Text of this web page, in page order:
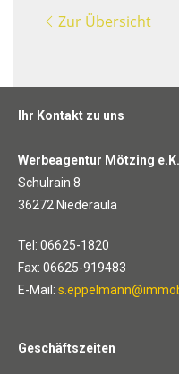
Zur Übersicht
Ihr Kontakt zu uns
Werbeagentur Mötzing e.K.
Schulrain 8
36272 Niederaula
Tel: 06625-1820
Fax: 06625-919483
E-Mail:
Geschäftszeiten